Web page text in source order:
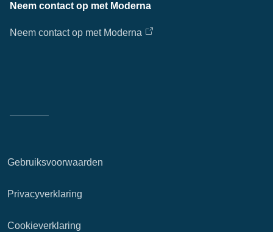
Neem contact op met Moderna
Neem contact op met Moderna
Gebruiksvoorwaarden
Privacyverklaring
Cookieverklaring